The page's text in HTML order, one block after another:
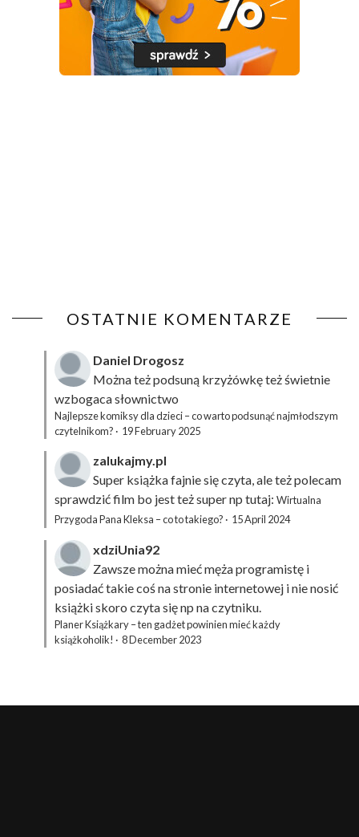
OSTATNIE KOMENTARZE
Daniel Drogosz
Można też podsuną krzyżówkęteż świetnie
wzbogaca słownictwo
Najlepsze komiksy dla dzieci – co warto podsunąć najmłodszym
czytelnikom? · 19 February 2025
zalukajmy.pl
Super książka fajnie się czyta, ale też polecam
sprawdzić film bo jest też super np tutaj: Wirtualna
Przygoda Pana Kleksa – co to takiego? · 15 April 2024
xdziUnia92
Zawsze można mieć męża programistę i
posiadać takie coś na stronie internetowej i nie nosić
książki skoro czyta się np na czytniku.
Planer Książkary – ten gadżet powinien mieć każdy
książkoholik! · 8 December 2023